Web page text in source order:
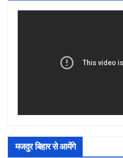
मजदुर बिहार से आयेंगे